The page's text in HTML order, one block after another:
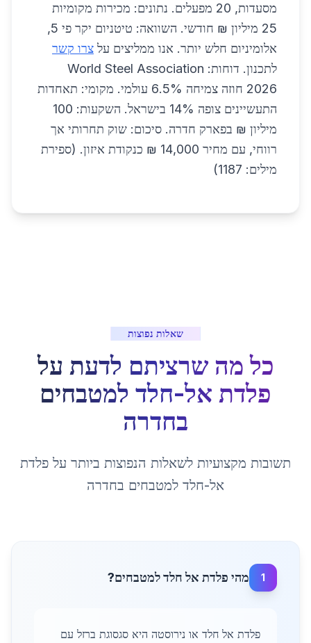
מסעדות, 20 מפעלים. נתונים: מכירות מקומיות
25 מיליון ₪ חודשי. השוואה: טיטניום יקר פי 5,
אלומיניום חלש יותר. אנו ממליצים על צרו קשר
לתכנון. דוחות: World Steel Association
2026 חוזה צמיחה 6.5% עולמי. מקומי: תאחדות
התעשיינים צופה 14% בישראל. השקעות: 100
מיליון ₪ בפארק חדרה. סיכום: שוק תחרותי אך
רווחי, עם מחיר 14,000 ₪ כנקודת איזון. (ספירת
מילים: 1187)
שאלות נפוצות
כל מה שרציתם לדעת על
פלדת אל-חלד למטבחים
בחדרה
תשובות מקצועיות לשאלות הנפוצות ביותר על פלדת
אל-חלד למטבחים בחדרה
1 מהי פלדת אל חלד למטבחים?
פלדת אל חלד או נירוסטה היא סגסוגת ברזל עם